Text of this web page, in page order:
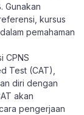
Gunakan
kursus
pemahaman
CPNS
Test (CAT),
diri dengan
akan
pengerjaan